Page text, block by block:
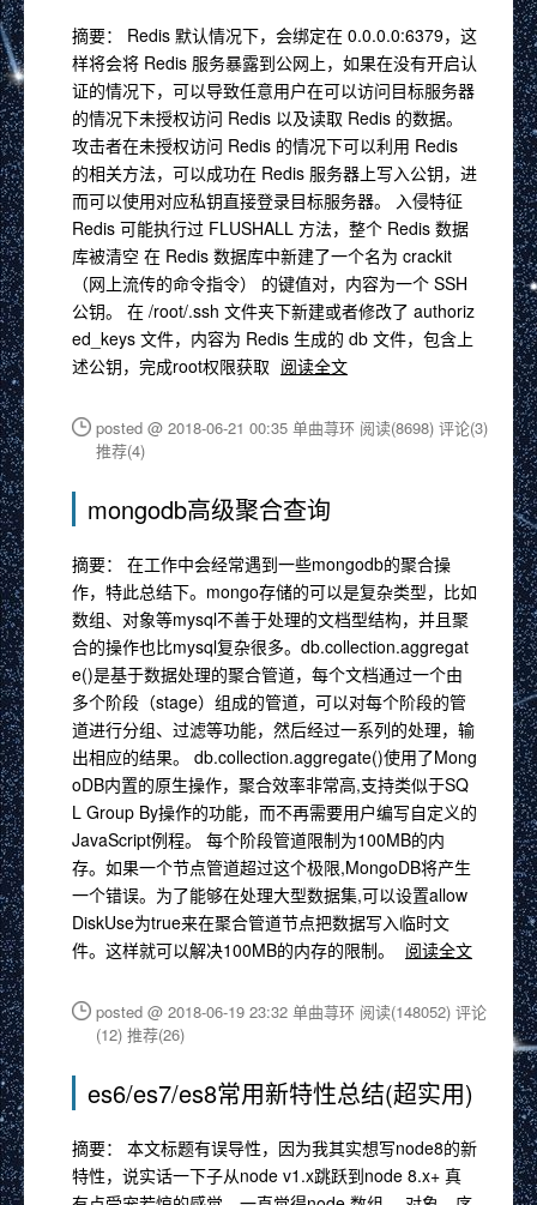
摘要： Redis 默认情况下，会绑定在 0.0.0.0:6379，这
样将会将 Redis 服务暴露到公网上，如果在没有开启认
证的情况下，可以导致任意用户在可以访问目标服务器
的情况下未授权访问 Redis 以及读取 Redis 的数据。
攻击者在未授权访问 Redis 的情况下可以利用 Redis
的相关方法，可以成功在 Redis 服务器上写入公钥，进
而可以使用对应私钥直接登录目标服务器。 入侵特征
Redis 可能执行过 FLUSHALL 方法，整个 Redis 数据
库被清空 在 Redis 数据库中新建了一个名为 crackit
（网上流传的命令指令） 的键值对，内容为一个 SSH
公钥。 在 /root/.ssh 文件夹下新建或者修改了 authoriz
ed_keys 文件，内容为 Redis 生成的 db 文件，包含上
述公钥，完成root权限获取 阅读全文
posted @ 2018-06-21 00:35 单曲荨环 阅读(8698) 评论(3)
推荐(4)
mongodb高级聚合查询
摘要： 在工作中会经常遇到一些mongodb的聚合操
作，特此总结下。mongo存储的可以是复杂类型，比如
数组、对象等mysql不善于处理的文档型结构，并且聚
合的操作也比mysql复杂很多。db.collection.aggregat
e()是基于数据处理的聚合管道，每个文档通过一个由
多个阶段（stage）组成的管道，可以对每个阶段的管
道进行分组、过滤等功能，然后经过一系列的处理，输
出相应的结果。 db.collection.aggregate()使用了Mong
oDB内置的原生操作，聚合效率非常高,支持类似于SQ
L Group By操作的功能，而不再需要用户编写自定义的
JavaScript例程。 每个阶段管道限制为100MB的内
存。如果一个节点管道超过这个极限,MongoDB将产生
一个错误。为了能够在处理大型数据集,可以设置allow
DiskUse为true来在聚合管道节点把数据写入临时文
件。这样就可以解决100MB的内存的限制。
阅读全文
posted @ 2018-06-19 23:32 单曲荨环 阅读(148052) 评论
(12) 推荐(26)
es6/es7/es8常用新特性总结(超实用)
摘要： 本文标题有误导性，因为我其实想写node8的新
特性，说实话一下子从node v1.x跳跃到node 8.x+ 真